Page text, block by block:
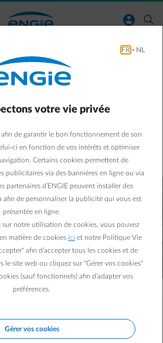
normal-account-circle search
mon
prix par kWh, contrat variable, ...
expliquons tout étape par étape.
FR - NL
votre vie privée
afin de garantir le bon fonctionnement de son
ci en fonction de vos intérêts et optimiser
Certains cookies permettent de
publicitaires via des bannières en ligne ou via
partenaires d’ENGIE peuvent installer des
afin de personnaliser la publicité qui vous est
présentée en ligne.
sur notre utilisation de cookies, vous pouvez
matière de cookies ici et notre Politique Vie
afin d’accepter tous les cookies et de
le site web ou cliquez sur "Gérer vos cookies"
(sauf fonctionnels) afin d’adapter vos
préférences.
Gérer vos cookies